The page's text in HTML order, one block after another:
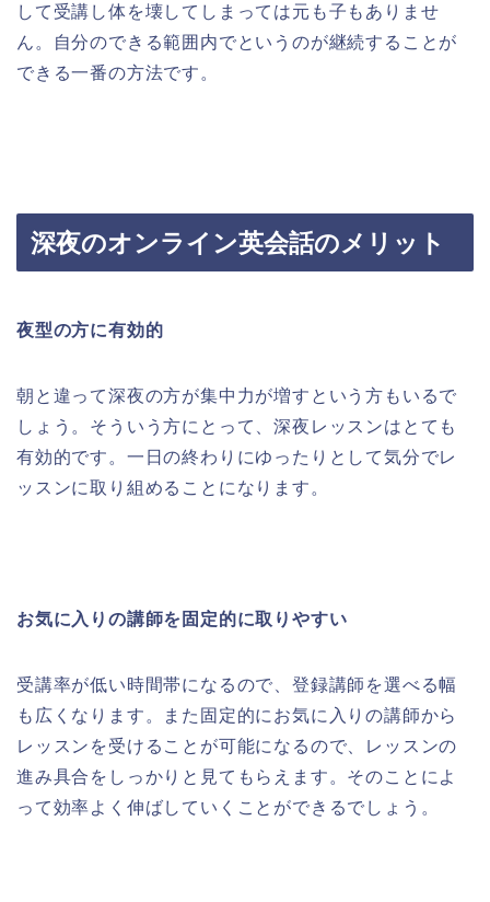
して受講し体を壊してしまっては元も子もありませ
ん。自分のできる範囲内でというのが継続することが
できる一番の方法です。
深夜のオンライン英会話のメリット
夜型の方に有効的
朝と違って深夜の方が集中力が増すという方もいるで
しょう。そういう方にとって、深夜レッスンはとても
有効的です。一日の終わりにゆったりとして気分でレ
ッスンに取り組めることになります。
お気に入りの講師を固定的に取りやすい
受講率が低い時間帯になるので、登録講師を選べる幅
も広くなります。また固定的にお気に入りの講師から
レッスンを受けることが可能になるので、レッスンの
進み具合をしっかりと見てもらえます。そのことによ
って効率よく伸ばしていくことができるでしょう。